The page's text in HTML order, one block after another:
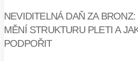
NEVIDITELNÁ DAŇ ZA
MĚNÍ STRUKTURU PLETI A
PODPOŘIT